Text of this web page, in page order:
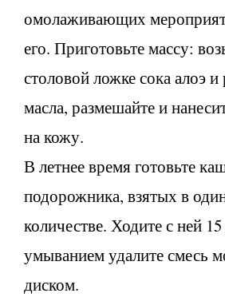
омолаживающих
его. Приготовьте массу:
столовой ложке сока алоэ и
масла, размешайте и
на кожу.
В летнее время готовьте
подорожника, взятых в
количестве. Ходите с ней
умыванием удалите смесь
диском.